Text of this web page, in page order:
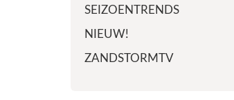
SEIZOENTRENDS
NIEUW!
ZANDSTORMTV